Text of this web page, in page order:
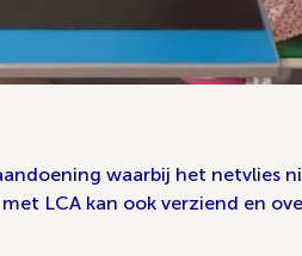
waarbij het netvlies
LCA kan ook verziend en